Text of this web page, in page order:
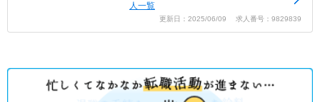
人一覧
更新日：2025/06/09 求人番号：9829839